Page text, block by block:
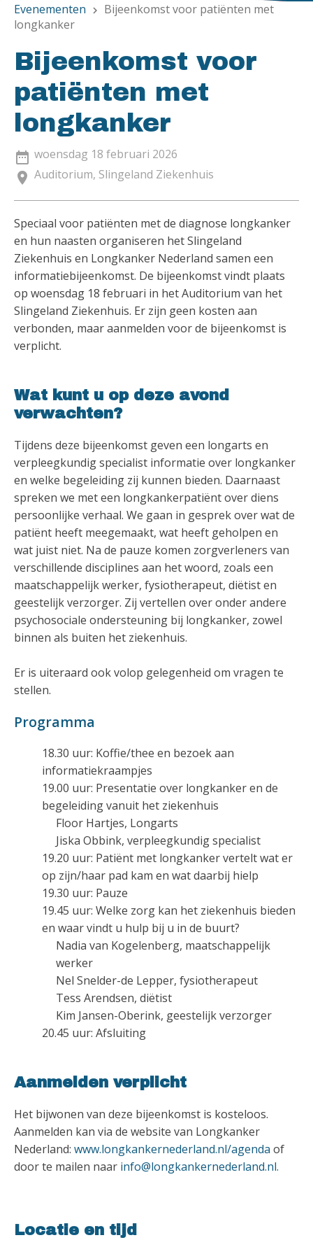
Evenementen chevron_right
Bijeenkomst voor patiënten met
longkanker
Bijeenkomst voor
patiënten met
longkanker
date_range woensdag 18 februari 2026
location_on Auditorium, Slingeland Ziekenhuis
Speciaal voor patiënten met de diagnose longkanker
en hun naasten organiseren het Slingeland
Ziekenhuis en Longkanker Nederland samen een
informatiebijeenkomst. De bijeenkomst vindt plaats
op woensdag 18 februari in het Auditorium van het
Slingeland Ziekenhuis. Er zijn geen kosten aan
verbonden, maar aanmelden voor de bijeenkomst is
verplicht.
Wat kunt u op deze avond
verwachten?
Tijdens deze bijeenkomst geven een longarts en
verpleegkundig specialist informatie over longkanker
en welke begeleiding zij kunnen bieden. Daarnaast
spreken we met een longkankerpatiënt over diens
persoonlijke verhaal. We gaan in gesprek over wat de
patiënt heeft meegemaakt, wat heeft geholpen en
wat juist niet. Na de pauze komen zorgverleners van
verschillende disciplines aan het woord, zoals een
maatschappelijk werker, fysiotherapeut, diëtist en
geestelijk verzorger. Zij vertellen over onder andere
psychosociale ondersteuning bij longkanker, zowel
binnen als buiten het ziekenhuis.
Er is uiteraard ook volop gelegenheid om vragen te
stellen.
Programma
18.30 uur: Koffie/thee en bezoek aan
informatiekraampjes
19.00 uur: Presentatie over longkanker en de
begeleiding vanuit het ziekenhuis
Floor Hartjes, Longarts
Jiska Obbink, verpleegkundig specialist
19.20 uur: Patiënt met longkanker vertelt wat er
op zijn/haar pad kam en wat daarbij hielp
19.30 uur: Pauze
19.45 uur: Welke zorg kan het ziekenhuis bieden
en waar vindt u hulp bij u in de buurt?
Nadia van Kogelenberg, maatschappelijk
werker
Nel Snelder-de Lepper, fysiotherapeut
Tess Arendsen, diëtist
Kim Jansen-Oberink, geestelijk verzorger
20.45 uur: Afsluiting
Aanmelden verplicht
Het bijwonen van deze bijeenkomst is kosteloos.
Aanmelden kan via de website van Longkanker
Nederland: www.longkankernederland.nl/agenda of
door te mailen naar info@longkankernederland.nl.
Locatie en tijd